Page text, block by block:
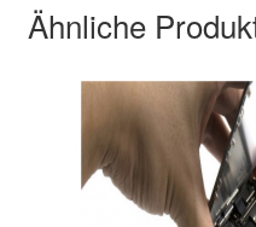
Ähnliche